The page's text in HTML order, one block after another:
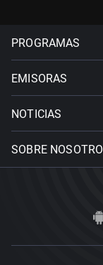
PROGRAMAS
EMISORAS
NOTICIAS
SOBRE